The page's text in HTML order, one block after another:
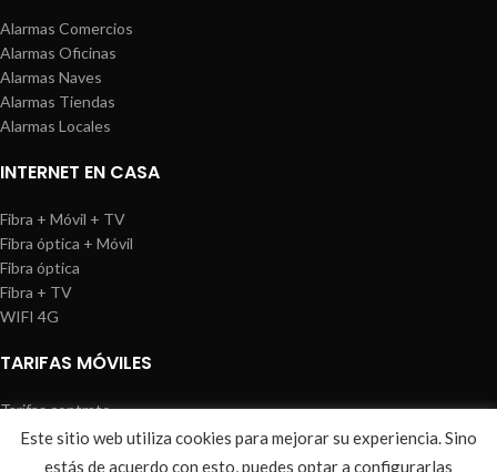
Alarmas Comercios
Alarmas Oficinas
Alarmas Naves
Alarmas Tiendas
Alarmas Locales
INTERNET EN CASA
Fibra + Móvil + TV
Fibra óptica + Móvil
Fibra óptica
Fibra + TV
WIFI 4G
TARIFAS MÓVILES
Tarifas contrato
Tarifas prepago
WIREDOSAFE Aviso Legal Política de Cookies |Sitemap
Este sitio web utiliza cookies para mejorar su experiencia. Sino
estás de acuerdo con esto, puedes optar a configurarlas